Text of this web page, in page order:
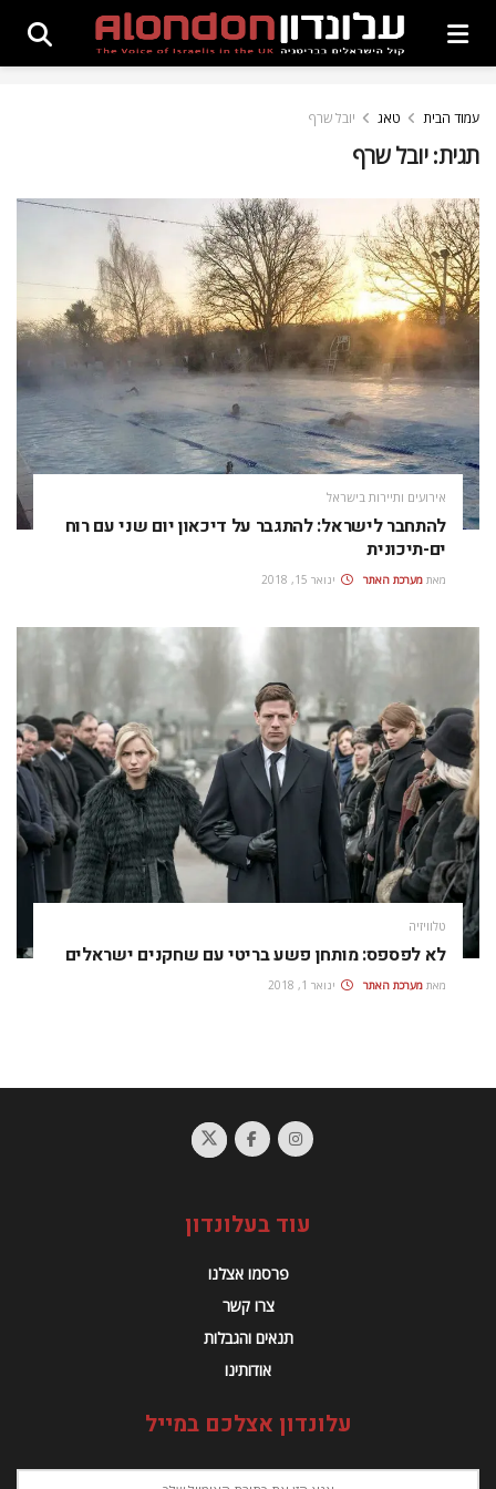
עמוד הבית טאג יובל שרף
תגית:יובל שרף
אירועים ותיירות בישראל
להתחבר לישראל: להתגבר על דיכאון יום שני עם רוח
ים-תיכונית
מאת מערכת האתר ינואר 15, 2018
טלוויזיה
לא לפספס: מותחן פשע בריטי עם שחקנים ישראלים
מאת מערכת האתר ינואר 1, 2018
עוד בעלונדון
פרסמו אצלנו
צרו קשר
תנאים והגבלות
אודותינו
עלונדון אצלכם במייל